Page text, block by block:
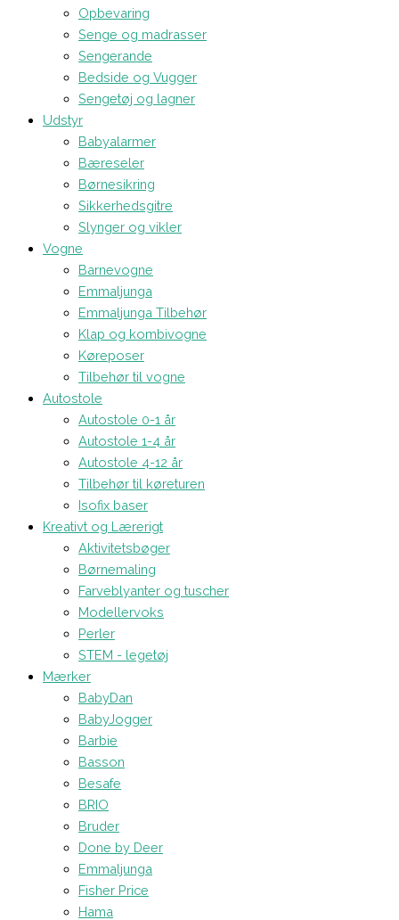
Opbevaring
Senge og madrasser
Sengerande
Bedside og Vugger
Sengetøj og lagner
Udstyr
Babyalarmer
Bæreseler
Børnesikring
Sikkerhedsgitre
Slynger og vikler
Vogne
Barnevogne
Emmaljunga
Emmaljunga Tilbehør
Klap og kombivogne
Køreposer
Tilbehør til vogne
Autostole
Autostole 0-1 år
Autostole 1-4 år
Autostole 4-12 år
Tilbehør til køreturen
Isofix baser
Kreativt og Lærerigt
Aktivitetsbøger
Børnemaling
Farveblyanter og tuscher
Modellervoks
Perler
STEM - legetøj
Mærker
BabyDan
BabyJogger
Barbie
Basson
Besafe
BRIO
Bruder
Done by Deer
Emmaljunga
Fisher Price
Hama